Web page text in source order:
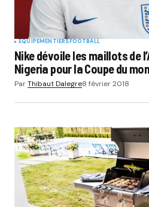
EQUIPEMENTIERSFOOTBALL
Nike dévoile les maillots de
Nigeria pour la Coupe du
ParThibaut Dalegre8 février 2018